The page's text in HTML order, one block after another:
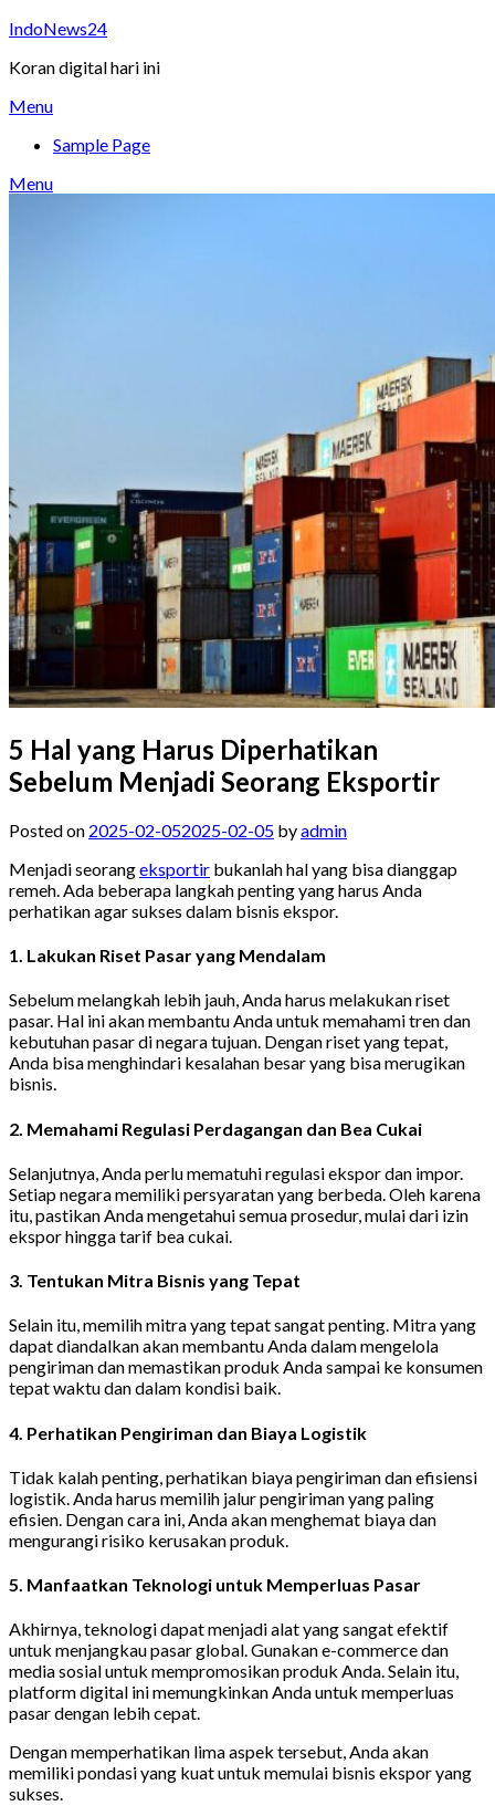
Skip
content
IndoNews24
Koran digital hari ini
Menu
Sample Page
Menu
5 Hal yang Harus Diperhatikan
Sebelum Menjadi Seorang Eksportir
Posted on 2025-02-052025-02-05 byadmin
Menjadi seorangeksportir bukanlah hal yang bisa dianggap
remeh. Ada beberapa langkah penting yang harus Anda
perhatikan agar sukses dalam bisnis ekspor.
1. Lakukan Riset Pasar yang Mendalam
Sebelum melangkah lebih jauh, Anda harus melakukan riset
pasar. Hal ini akan membantu Anda untuk memahami tren dan
kebutuhan pasar di negara tujuan. Dengan riset yang tepat,
Anda bisa menghindari kesalahan besar yang bisa merugikan
bisnis.
2. Memahami Regulasi Perdagangan dan Bea Cukai
Selanjutnya, Anda perlu mematuhi regulasi ekspor dan impor.
Setiap negara memiliki persyaratan yang berbeda. Oleh karena
itu, pastikan Anda mengetahui semua prosedur, mulai dari izin
ekspor hingga tarif bea cukai.
3. Tentukan Mitra Bisnis yang Tepat
Selain itu, memilih mitra yang tepat sangat penting. Mitra yang
dapat diandalkan akan membantu Anda dalam mengelola
pengiriman dan memastikan produk Anda sampai ke konsumen
tepat waktu dan dalam kondisi baik.
4. Perhatikan Pengiriman dan Biaya Logistik
Tidak kalah penting, perhatikan biaya pengiriman dan efisiensi
logistik. Anda harus memilih jalur pengiriman yang paling
efisien. Dengan cara ini, Anda akan menghemat biaya dan
mengurangi risiko kerusakan produk.
5. Manfaatkan Teknologi untuk Memperluas Pasar
Akhirnya, teknologi dapat menjadi alat yang sangat efektif
untuk menjangkau pasar global. Gunakan e-commerce dan
media sosial untuk mempromosikan produk Anda. Selain itu,
platform digital ini memungkinkan Anda untuk memperluas
pasar dengan lebih cepat.
Dengan memperhatikan lima aspek tersebut, Anda akan
memiliki pondasi yang kuat untuk memulai bisnis ekspor yang
sukses.